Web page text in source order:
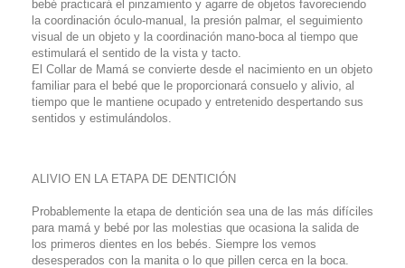
bebé practicará el pinzamiento y agarre de objetos favoreciendo
la coordinación óculo-manual, la presión palmar, el seguimiento
visual de un objeto y la coordinación mano-boca al tiempo que
estimulará el sentido de la vista y tacto.
El Collar de Mamá se convierte desde el nacimiento en un objeto
familiar para el bebé que le proporcionará consuelo y alivio, al
tiempo que le mantiene ocupado y entretenido despertando sus
sentidos y estimulándolos.
ALIVIO EN LA ETAPA DE DENTICIÓN
Probablemente la etapa de dentición sea una de las más difíciles
para mamá y bebé por las molestias que ocasiona la salida de
los primeros dientes en los bebés. Siempre los vemos
desesperados con la manita o lo que pillen cerca en la boca.